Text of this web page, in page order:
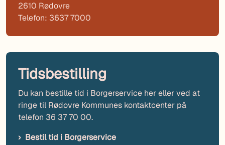
2610 Rødovre
Telefon: 3637 7000
Tidsbestilling
Du kan bestille tid i Borgerservice her eller ved at
ringe til Rødovre Kommunes kontaktcenter på
telefon 36 37 70 00.
Bestil tid i Borgerservice